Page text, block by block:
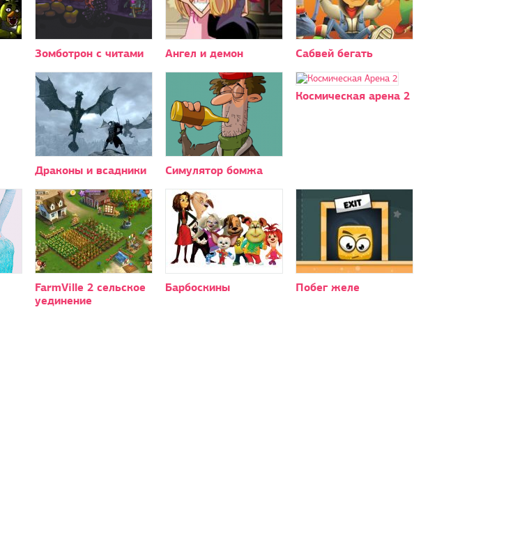
Зомботрон с читами Ангел и демон Сабвей бегать
Драконы и всадники Симулятор бомжа
Космическая арена 2
FarmVille 2 сельское
уединение
Барбоскины Побег желе